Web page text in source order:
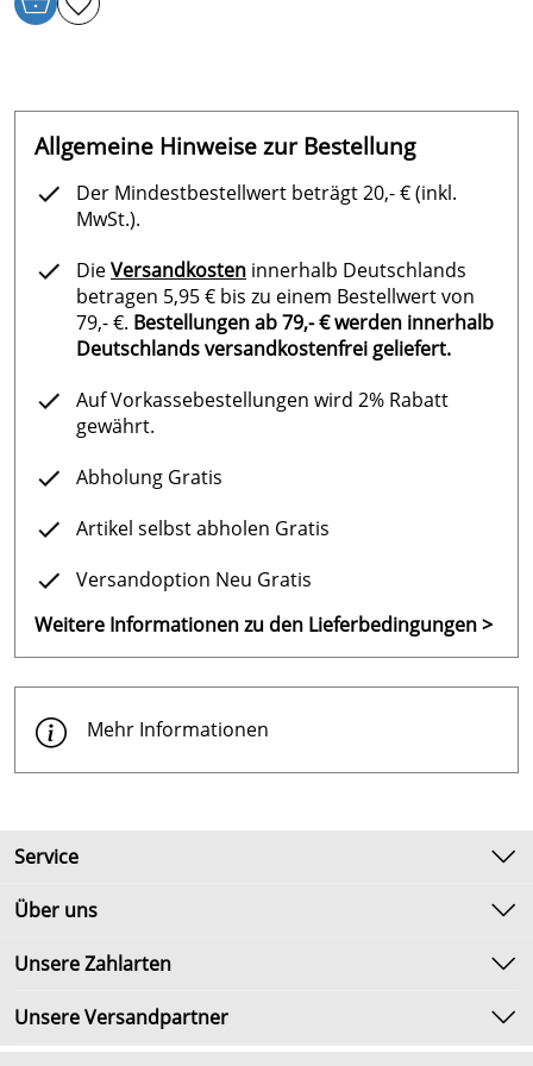
Allgemeine Hinweise zur Bestellung
Der Mindestbestellwert beträgt 20,- € (inkl.
MwSt.).
DieVersandkosten innerhalb Deutschlands
betragen 5,95 € bis zu einem Bestellwert von
79,- €. Bestellungen ab 79,- € werden innerhalb
Deutschlands versandkostenfrei geliefert.
Auf Vorkassebestellungen wird 2% Rabatt
gewährt.
Abholung Gratis
Artikel selbst abholen Gratis
Versandoption Neu Gratis
Weitere Informationen zu den Lieferbedingungen >
Mehr Informationen
Service
Kontakt
Umtausch & Rückgabe
Lieferbedingungen
Über uns
Unsere Bestseller
Neu
Unsere Zahlarten
Unsere Versandpartner